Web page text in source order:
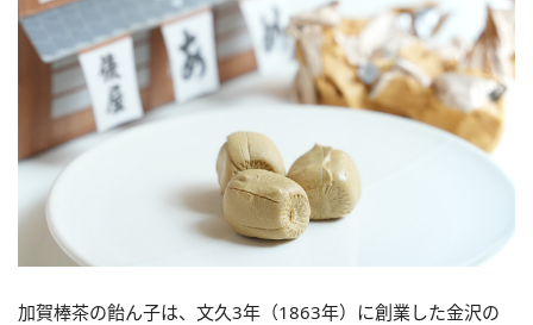
加賀棒茶の飴ん子は、文久3年（1863年）に創業した金沢の